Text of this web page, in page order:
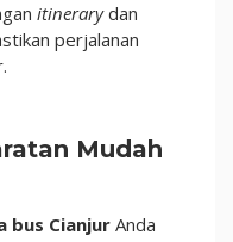
itinerarydan
perjalanan
Mudah
bus CianjurAnda